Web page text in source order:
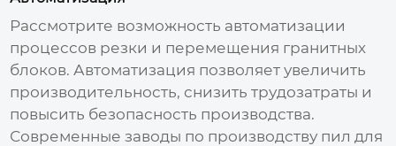
Рассмотрите возможность автоматизации
процессов резки и перемещения гранитных
блоков. Автоматизация позволяет увеличить
производительность, снизить трудозатраты и
повысить безопасность производства.
Современныезаводы по производству пил для